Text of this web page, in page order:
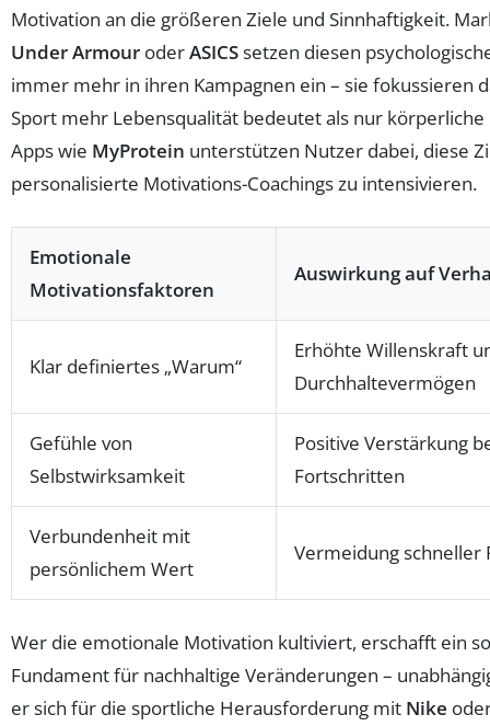
Motivation an die größeren Ziele und Sinnhaftigkeit.
Under Armour oderASICSsetzen diesen
immer mehr in ihren Kampagnen ein – sie fokussieren
Sport mehr Lebensqualität bedeutet als nur körperliche
Apps wie MyProtein unterstützen Nutzer dabei, diese
personalisierte Motivations-Coachings zu intensivieren.
Emotionale
Motivationsfaktoren
Auswirkung auf
Klar definiertes „Warum“
Erhöhte Willenskraft
Durchhaltevermögen
Gefühle von
Selbstwirksamkeit
Positive Verstärkung
Fortschritten
Verbundenheit mit
persönlichem Wert
Vermeidung schneller
Wer die emotionale Motivation kultiviert, erschafft ein
Fundament für nachhaltige Veränderungen –
er sich für die sportliche Herausforderung mit Nike